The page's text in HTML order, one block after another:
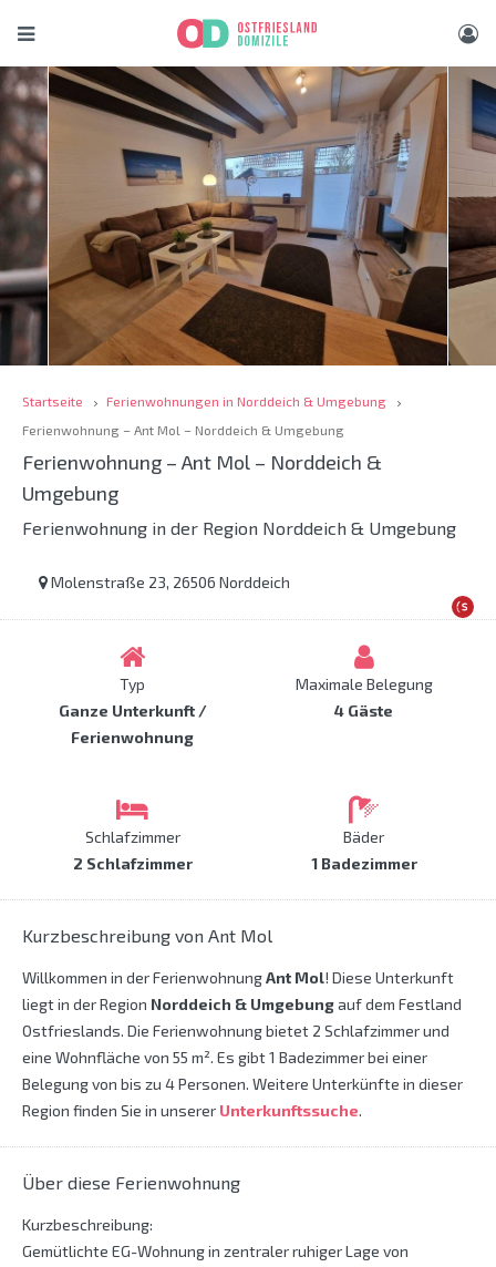
Startseite
Ferienwohnungen in Norddeich & Umgebung
Ferienwohnung – Ant Mol – Norddeich & Umgebung
Ferienwohnung – Ant Mol – Norddeich &
Umgebung
Ferienwohnung in der Region Norddeich & Umgebung
Molenstraße 23, 26506 Norddeich
Typ
Ganze Unterkunft /
Ferienwohnung
Maximale Belegung
4 Gäste
Schlafzimmer
2 Schlafzimmer
Bäder
1 Badezimmer
Kurzbeschreibung von Ant Mol
Willkommen in der FerienwohnungAnt Mol! Diese Unterkunft
liegt in der Region Norddeich & Umgebungauf dem Festland
Ostfrieslands. Die Ferienwohnung bietet 2 Schlafzimmer und
eine Wohnfläche von 55 m². Es gibt 1 Badezimmer bei einer
Belegung von bis zu 4 Personen. Weitere Unterkünfte in dieser
Region finden Sie in unserer Unterkunftssuche.
Über diese Ferienwohnung
Kurzbeschreibung:
Gemütlichte EG-Wohnung in zentraler ruhiger Lage von